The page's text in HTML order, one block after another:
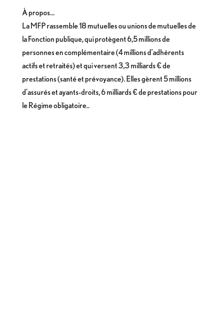
À propos…
La MFP rassemble 18 mutuelles ou unions de mutuelles de
la Fonction publique, qui protègent 6,5 millions de
personnes en complémentaire (4 millions d’adhérents
actifs et retraités) et qui versent 3,3 milliards € de
prestations (santé et prévoyance). Elles gèrent 5 millions
d’assurés et ayants-droits, 6 milliards € de prestations pour
le Régime obligatoire..